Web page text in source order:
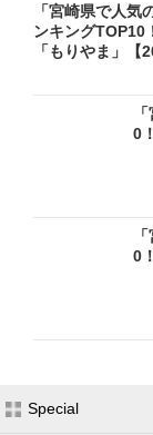
「宮崎県で人気
ンキング
「もりやま」【
0
0
Special